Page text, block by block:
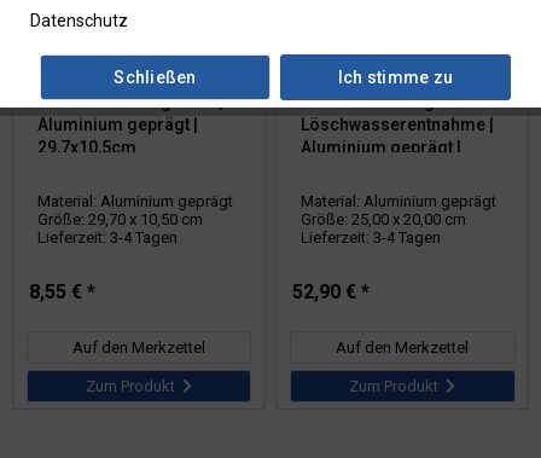
Hinweisschild für die
Feuerwehr: Saugstelle |
Aluminium geprägt |
29,7x10,5cm
Material: Aluminium geprägt
Größe: 29,70 x 10,50 cm
Lieferzeit: 3-4 Tagen
8,55 € *
Auf den Merkzettel
Zum Produkt
Hinweisschild für die
Feuerwehr: Saugstelle zur
Löschwasserentnahme |
Aluminium geprägt |
Material: Aluminium geprägt
Größe: 25,00 x 20,00 cm
Lieferzeit: 3-4 Tagen
52,90 € *
Auf den Merkzettel
Zum Produkt
Datenschutz
Ich stimme zu
Schließen